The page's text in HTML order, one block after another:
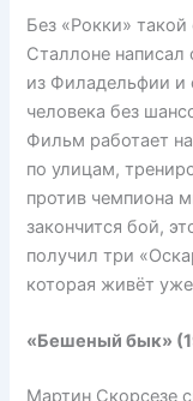
Без «Рокки»
Сталлоне
из Филадельфии и
человека без
Фильм работает
по улицам,
против чемпиона
закончится бой,
получил три
которая живёт
«Бешеный бык»
Мартин Скорсезе